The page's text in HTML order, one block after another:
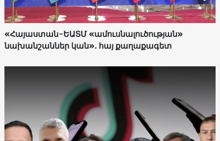
«Հայաստան-ԵԱՏՄ «ամուսնալուծության»
նախանշաններ կան»․ հայ քաղաքագետ